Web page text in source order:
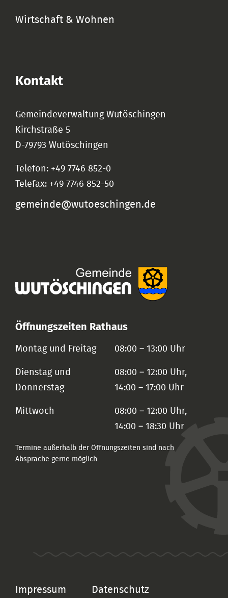
Wirtschaft & Wohnen
Kontakt
Gemeindeverwaltung Wutöschingen
Kirchstraße 5
D-79793 Wutöschingen
Telefon: +49 7746 852-0
Telefax: +49 7746 852-50
gemeinde@wutoeschingen.de
Öffnungszeiten Rathaus
Montag und Freitag 08:00 – 13:00 Uhr
Dienstag und
Donnerstag
08:00 – 12:00 Uhr,
14:00 – 17:00 Uhr
Mittwoch
08:00 – 12:00 Uhr,
14:00 – 18:30 Uhr
Termine außerhalb der Öffnungszeiten sind nach
Absprache gerne möglich.
Impressum Datenschutz